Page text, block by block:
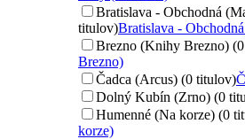
Bratislava - Obchodná
titulov)Bratislava -
Brezno (Knihy Brezno)
Brezno)
Čadca (Arcus) (0 titulov)
Dolný Kubín (Zrno) (0
Humenné (Na korze) (0
korze)